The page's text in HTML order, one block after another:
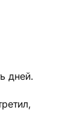
дней.